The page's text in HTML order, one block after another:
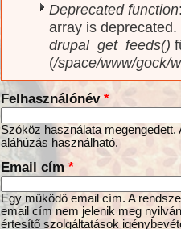
Deprecated function
array is
drupal_get_feeds()
(/space/www/gock/
Felhasználónév *
Szóköz használata
aláhúzás használható.
Email cím *
Egy működő email cím. A
email cím nem jelenik meg
értesítő szolgáltatások